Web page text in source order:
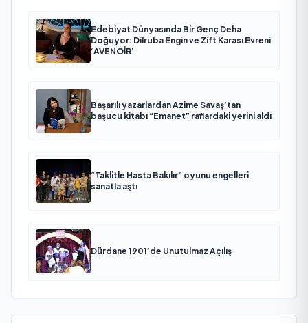
Edebiyat Dünyasında Bir Genç Deha
Doğuyor: Dilruba Engin ve Zift Karası Evreni
‘AVENOİR’
Başarılı yazarlardan Azime Savaş’tan
başucu kitabı “Emanet” raflardaki yerini aldı
“Taklitle Hasta Bakılır” oyunu engelleri
sanatla aştı
Dürdane 1901’de Unutulmaz Açılış